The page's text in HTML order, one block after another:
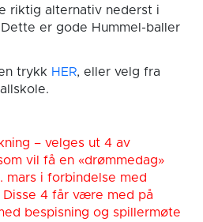
riktig alternativ nederst i
er gode Hummel-baller
trykk HER, eller velg fra
– velges ut 4 av
vil få en «drømmedag»
mars i forbindelse med
4 får være med på
bespisning og spillermøte